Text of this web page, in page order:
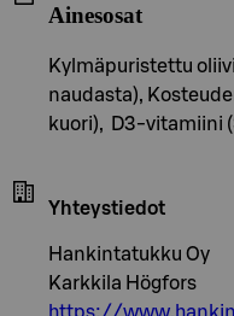
Ainesosat
Kylmäpuristettu
naudasta),
kuori), D3-vitamiini
Yhteystiedot
Hankintatukku Oy
Karkkila Högfors
https://